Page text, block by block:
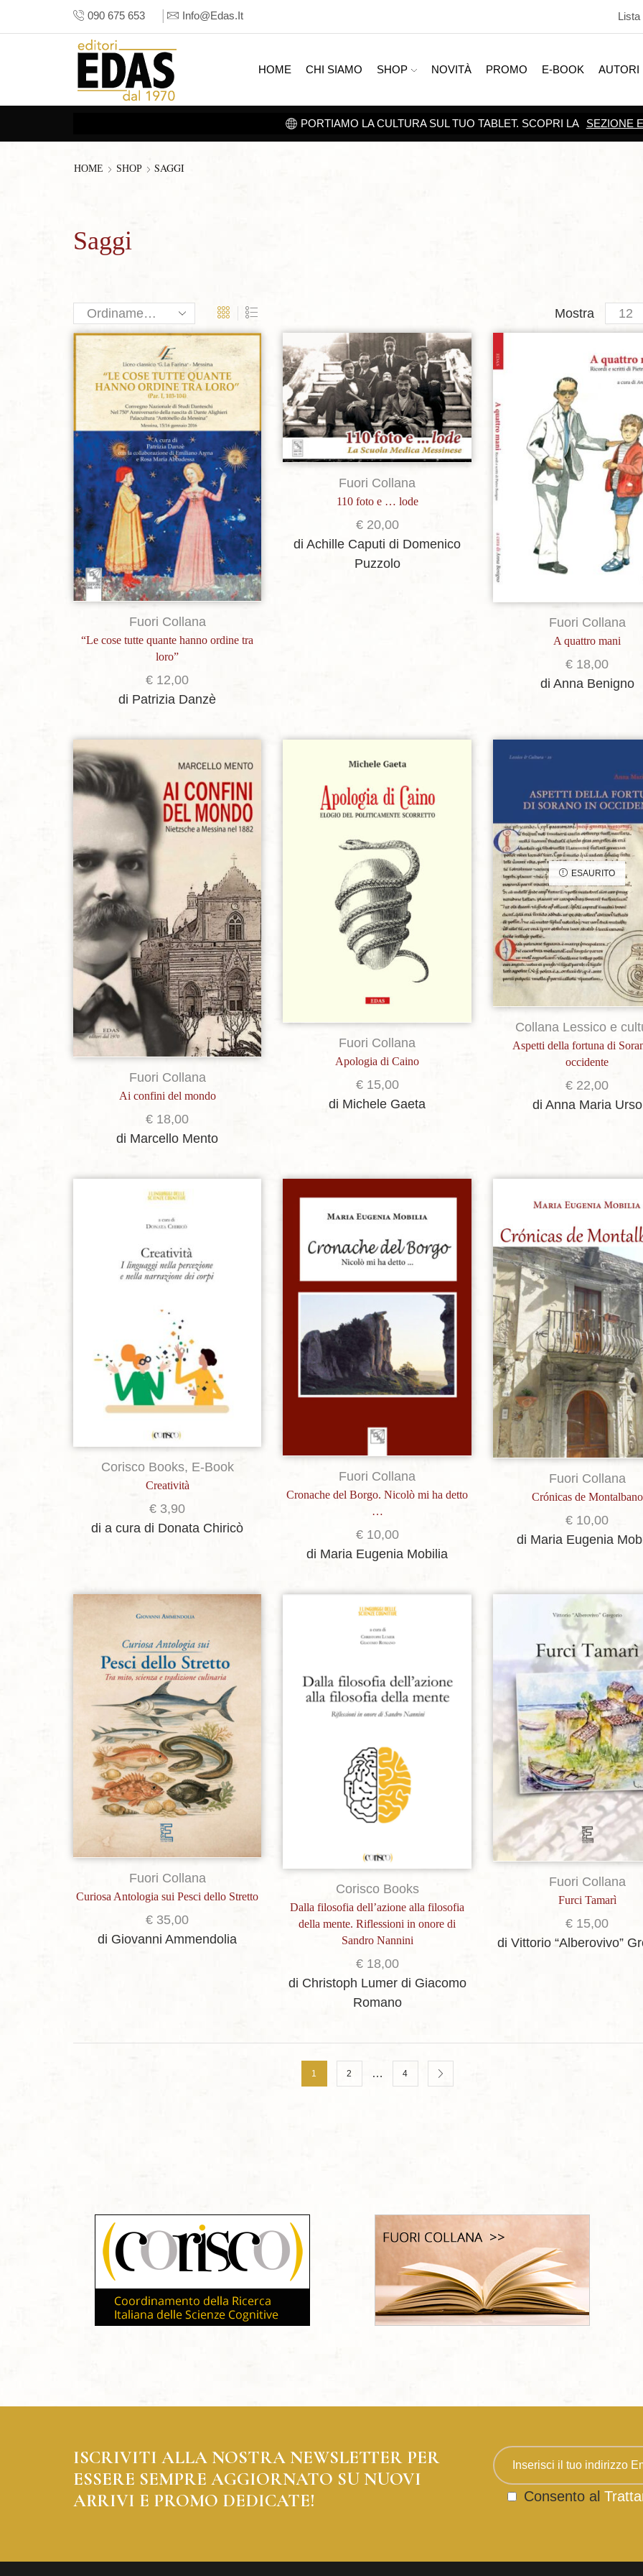
090 675 653 Info@edas.it Lista
HOME CHI SIAMO SHOP NOVITÀ PROMO E-BOOK AUTORI
SCOPRI TUTTE LE PROMOZIONI
HOME SHOP SAGGI
Saggi
Mostra
per
Aggiungi alla lista dei desideri
Fuori Collana
“Le cose tutte quante hanno ordine tra
loro”
€ 12,00
di Patrizia Danzè
Aggiungi alla lista dei desideri
Fuori Collana
110 foto e … lode
€20,00
di Achille Caputi di Domenico
Puzzolo
Aggiungi alla lista dei
Fuori Collana
A quattro mani
€ 18,00
di Anna Benigno
Aggiungi alla lista dei desideri
Fuori Collana
Ai confini del mondo
€ 18,00
di Marcello Mento
Aggiungi alla lista dei desideri
Fuori Collana
Apologia di Caino
€15,00
di Michele Gaeta
Aggiungi alla lista dei
ESAURITO
Collana Lessico e
Aspetti della fortuna di
occidente
€ 22,00
di Anna Maria Urso
Corisco Books, E-Book
Creatività
€ 3,90
di a cura di Donata Chiricò
Fuori Collana
Cronache del Borgo. Nicolò mi ha detto
…
€10,00
di Maria Eugenia Mobilia
Aggiungi alla lista dei
Fuori Collana
Crónicas de Montalbano
€ 10,00
di Maria Eugenia
Aggiungi alla lista dei desideri
Fuori Collana
Curiosa Antologia sui Pesci dello Stretto
€ 35,00
di Giovanni Ammendolia
Corisco Books
Dalla filosofia dell’azione alla filosofia
della mente. Riflessioni in onore di
Sandro Nannini
€18,00
di Christoph Lumer di Giacomo
Romano
Aggiungi alla lista dei
Fuori Collana
Furci Tamarì
€ 15,00
di Vittorio “Alberovivo”
1 2 … 4
ISCRIVITI ALLA NOSTRA NEWSLETTER PER
ESSERE SEMPRE AGGIORNATO SU NUOVI
ARRIVI E PROMO DEDICATE!
Consento al